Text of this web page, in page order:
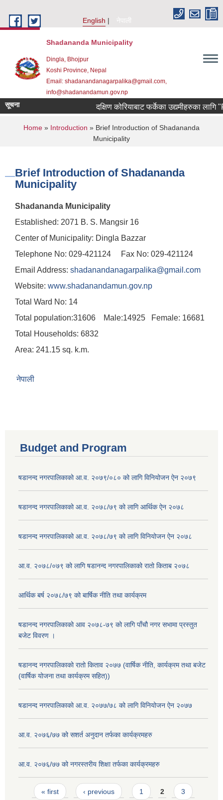
English
नेपाली
Shadananda Municipality
Dingla, Bhojpur
Koshi Province, Nepal
Email: shadanandanagarpalika@gmail.com,
info@shadanandamun.gov.np
सूचना दक्षिण कोरियाबाट फर्केका उद्यमीहरुका लागि
You are here
Home » Introduction » Brief Introduction of Shadananda
Municipality
Brief Introduction of Shadananda
Municipality
Shadananda Municipality
Established: 2071 B. S. Mangsir 16
Center of Municipality: Dingla Bazzar
Telephone No: 029-421124 Fax No: 029-421124
Email Address: shadanandanagarpalika@gmail.com
Website: www.shadanandamun.gov.np
Total Ward No: 14
Total population:31606 Male:14925 Female: 16681
Total Households: 6832
Area: 241.15 sq. k.m.
नेपाली
Budget and Program
षडानन्द नगरपालिकाको आ.व. २०७९/०८० को लागि विनियोजन ऐन २०७९
षडानन्द नगरपालिकाको आ.व. २०७८/७९ को लागि आर्थिक ऐन २०७८
षडानन्द नगरपालिकाको आ.व. २०७८/७९ को लागि विनियोजन ऐन २०७८
आ.व. २०७८/०७९ को लागि षडानन्द नगरपालिकाको रातो किताब २०७८
आर्थिक बर्ष २०७८/७९ को बार्षिक नीति तथा कार्यक्रम
षडानन्द नगरपालिकाको आव २०७८-७९ को लागि पाँचौ नगर सभामा प्रस्तुत
बजेट विवरण ।
षडानन्द नगरपालिकाको रातो किताव २०७७ (वार्षिक नीति, कार्यक्रम तथा बजेट
(वार्षिक योजना तथा कार्यक्रम सहित))
षडानन्द नगरपालिकाको आ.व. २०७७/७८ को लागि विनियोजन ऐन २०७७
आ.व. २०७६/७७ को सशर्त अनुदान तर्फका कार्यक्रमहरु
आ.व. २०७६/७७ को नगरस्तरीय शिक्षा तर्फका कार्यक्रमहरु
Pages
« first ‹ previous 1 2 3